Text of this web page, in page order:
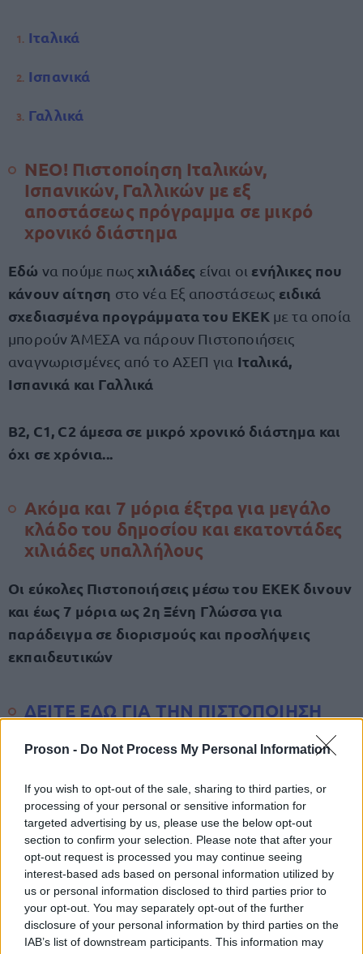
Proson - Do Not Process My Personal Information
If you wish to opt-out of the sale, sharing to third parties, or
processing of your personal or sensitive information for
targeted advertising by us, please use the below opt-out
section to confirm your selection. Please note that after your
opt-out request is processed you may continue seeing
interest-based ads based on personal information utilized by
us or personal information disclosed to third parties prior to
your opt-out. You may separately opt-out of the further
disclosure of your personal information by third parties on the
IAB’s list of downstream participants. This information may
Ιταλικά
Ισπανικά
Γαλλικά
ΝΕΟ! Πιστοποίηση Ιταλικών,
Ισπανικών, Γαλλικών με εξ
αποστάσεως πρόγραμμα σε μικρό
χρονικό διάστημα
Εδώ να πούμε πως χιλιάδες είναι οι ενήλικες που
κάνουν αίτηση στο νέα Εξ αποστάσεως ειδικά
σχεδιασμένα προγράμματα του ΕΚΕΚ με τα οποία
μπορούν ΆΜΕΣΑ να πάρουν Πιστοποιήσεις
αναγνωρισμένες από το ΑΣΕΠ για Ιταλικά,
Ισπανικά και Γαλλικά
Β2, C1, C2 άμεσα σε μικρό χρονικό διάστημα και
όχι σε χρόνια...
Ακόμα και 7 μόρια έξτρα για μεγάλο
κλάδο του δημοσίου και εκατοντάδες
χιλιάδες υπαλλήλους
Οι εύκολες Πιστοποιήσεις μέσω του ΕΚΕΚ δινουν
και έως 7 μόρια ως 2η Ξένη Γλώσσα για
παράδειγμα σε διορισμούς και προσλήψεις
εκπαιδευτικών
ΔΕΙΤΕ ΕΔΩ ΓΙΑ ΤΗΝ ΠΙΣΤΟΠΟΙΗΣΗ
ΔΕΙΤΕ ΕΔΩ ΓΙΑ ΤΗΝ ΠΙΣΤΟΠΟΙΗΣΗ
ΙΣΠΑΝΙΚΩΝ
ΔΕΙΤΕ ΕΔΩ ΓΙΑ ΤΗΝ ΠΙΣΤΟΠΟΙΗΣΗ
ΓΑΛΛΙΚΩΝ
Ξεκινήστε άμεσα με τον 1ο Φορέα για